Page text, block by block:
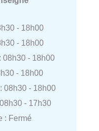
- 18h00
- 18h00
08h30 - 18h00
- 18h00
08h30 - 18h00
- 17h30
: Fermé